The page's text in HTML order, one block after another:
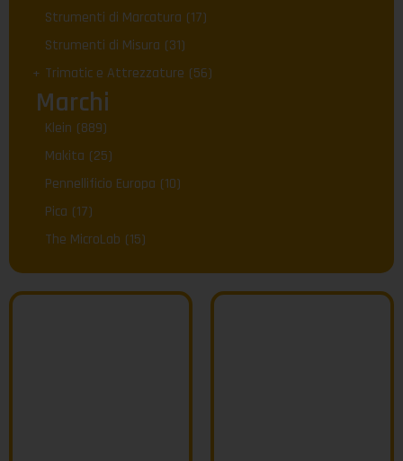
Strumenti di Marcatura (17)
Strumenti di Misura (31)
Trimatic e Attrezzature (56)
Marchi
Klein (889)
Makita (25)
Pennellificio Europa (10)
Pica (17)
The MicroLab (15)